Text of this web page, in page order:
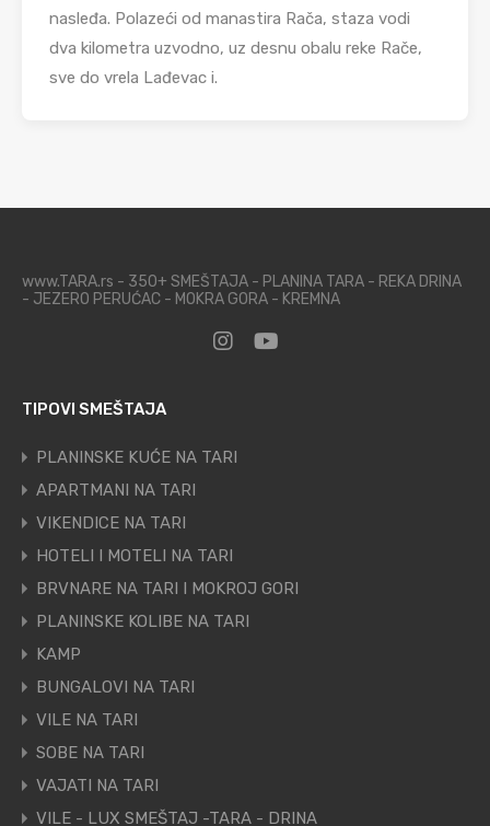
nasleđa. Polazeći od manastira Rača, staza vodi
dva kilometra uzvodno, uz desnu obalu reke Rače,
sve do vrela Lađevac i.
www.TARA.rs - 350+ SMEŠTAJA - PLANINA TARA - REKA DRINA
- JEZERO PERUĆAC - MOKRA GORA - KREMNA
TIPOVI SMEŠTAJA
PLANINSKE KUĆE NA TARI
APARTMANI NA TARI
VIKENDICE NA TARI
HOTELI I MOTELI NA TARI
BRVNARE NA TARI I MOKROJ GORI
PLANINSKE KOLIBE NA TARI
KAMP
BUNGALOVI NA TARI
VILE NA TARI
SOBE NA TARI
VAJATI NA TARI
VILE - LUX SMEŠTAJ -TARA - DRINA